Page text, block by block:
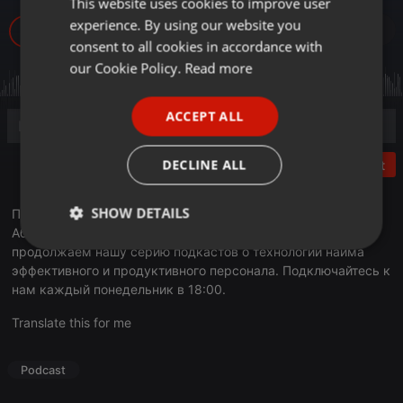
638
Post
Приветствуем на волнах Business FM! С вами вновь Рифат
Абдураманов - основатель фирмы «HR Капитал». Мы
продолжаем нашу серию подкастов о технологии найма
эффективного и продуктивного персонала. Подключайтесь к
нам каждый понедельник в 18:00.
Translate this for me
Podcast
GERMAN
experience. By using our website you
consent to all cookies in accordance with
our Cookie Policy. Read more
ACCEPT ALL
DECLINE ALL
SHOW DETAILS
Strictly
necessary
Targeting Functionality